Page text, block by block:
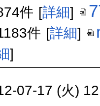
件 [詳細]
件 [詳細]
]
07-17 (火)